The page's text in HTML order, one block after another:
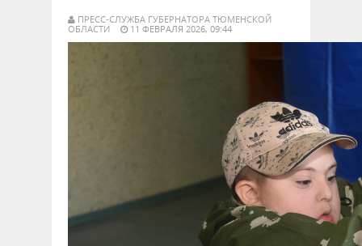
ПРЕСС-СЛУЖБА ГУБЕРНАТОРА ТЮМЕНСКОЙ
ОБЛАСТИ
11 ФЕВРАЛЯ 2026, 09:44